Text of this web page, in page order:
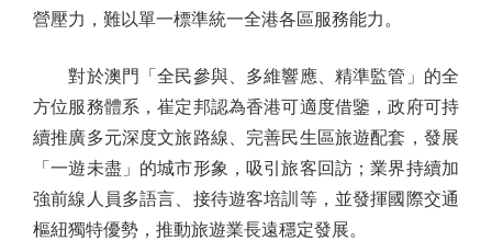
營壓力，難以單一標準統一全港各區服務能力。
對於澳門「全民參與、多維響應、精準監管」的全
方位服務體系，崔定邦認為香港可適度借鑒，政府可持
續推廣多元深度文旅路線、完善民生區旅遊配套，發展
「一遊未盡」的城市形象，吸引旅客回訪；業界持續加
強前線人員多語言、接待遊客培訓等，並發揮國際交通
樞紐獨特優勢，推動旅遊業長遠穩定發展。